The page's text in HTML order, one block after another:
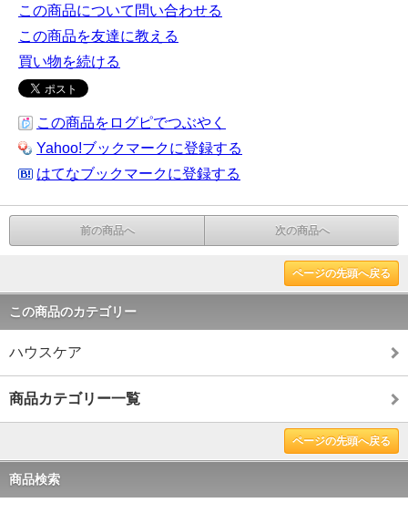
この商品について問い合わせる
この商品を友達に教える
買い物を続ける
この商品をログピでつぶやく
Yahoo!ブックマークに登録する
はてなブックマークに登録する
前の商品へ 次の商品へ
ページの先頭へ戻る
この商品のカテゴリー
ハウスケア
商品カテゴリー一覧
ページの先頭へ戻る
商品検索